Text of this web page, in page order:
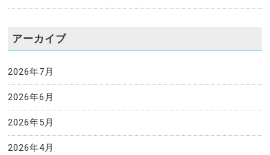
アーカイブ
2026年7月
2026年6月
2026年5月
2026年4月